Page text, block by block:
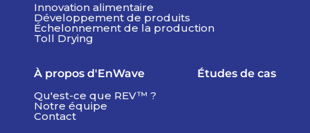
Innovation alimentaire
Développement de produits
Échelonnement de la production
Toll Drying
À propos d'EnWave
Qu'est-ce que REV™ ?
Notre équipe
Contact
Études de cas